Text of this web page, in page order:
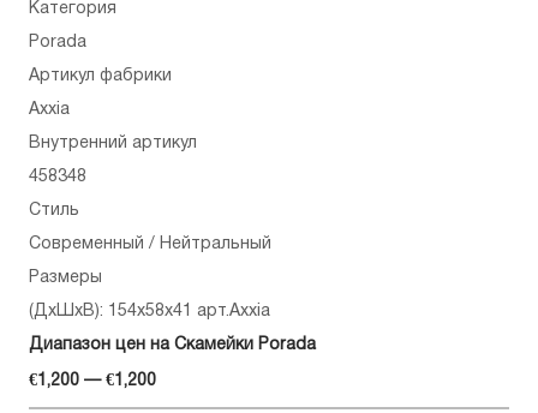
Категория
Porada
Артикул фабрики
Axxia
Внутренний артикул
458348
Стиль
Современный / Нейтральный
Размеры
(ДхШхВ): 154x58x41 арт.Axxia
Диапазон цен на Скамейки Porada
€1,200 — €1,200